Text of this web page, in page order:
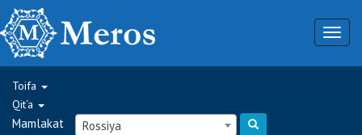
Toifa
Qit‘a
Mamlakat Rossiya